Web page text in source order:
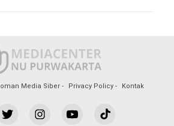
Media Siber Privacy Policy Kontak